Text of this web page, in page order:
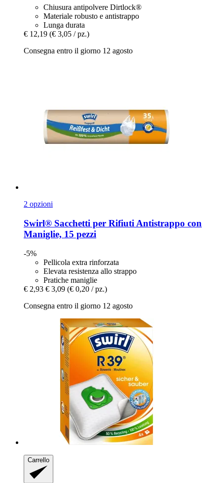
Chiusura antipolvere Dirtlock®
Materiale robusto e antistrappo
Lunga durata
€ 12,19 (€ 3,05 / pz.)
Consegna entro il giorno 12 agosto
2 opzioni
Swirl® Sacchetti per Rifiuti Antistrappo con
Maniglie, 15 pezzi
-5%
Pellicola extra rinforzata
Elevata resistenza allo strappo
Pratiche maniglie
€ 2,93 € 3,09 (€ 0,20 / pz.)
Consegna entro il giorno 12 agosto
Carrello